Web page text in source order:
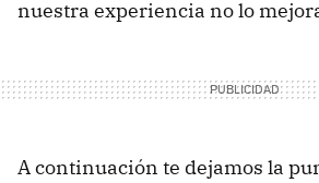
nuestra experiencia no lo
A continuación te dejamos la